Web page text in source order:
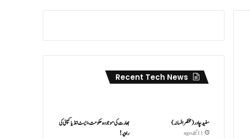
Recent Tech News
سفید چادر( مختصر افسانہ)
11 گھنٹے ago
بھارت کی موجودہ حکومت،ایسٹ انڈیا کمپنی کی
راہ پر!